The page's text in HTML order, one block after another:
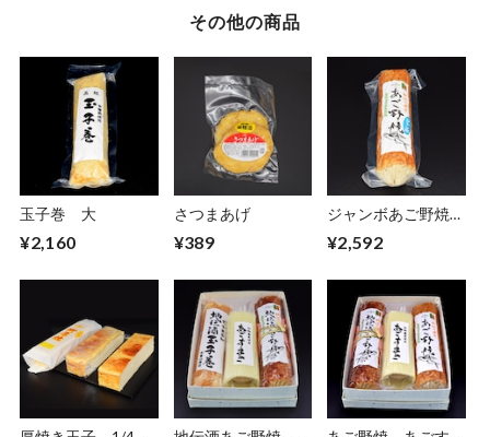
その他の商品
玉子巻 大
¥2,160
さつまあげ
¥389
ジャンボあご野焼
¥2,592